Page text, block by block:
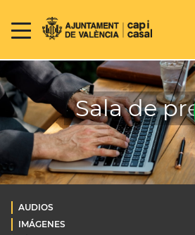
Sala de
AUDIOS
IMÁGENES